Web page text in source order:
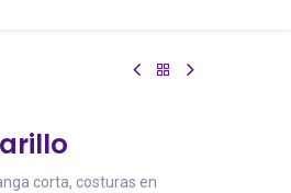
corta, costuras en